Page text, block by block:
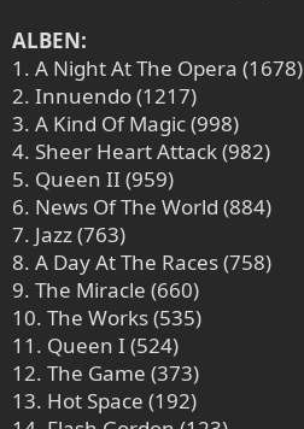
ALBEN:
1. A Night At The Opera (1678)
2. Innuendo (1217)
3. A Kind Of Magic (998)
4. Sheer Heart Attack (982)
5. Queen II (959)
6. News Of The World (884)
7. Jazz (763)
8. A Day At The Races (758)
9. The Miracle (660)
10. The Works (535)
11. Queen I (524)
12. The Game (373)
13. Hot Space (192)